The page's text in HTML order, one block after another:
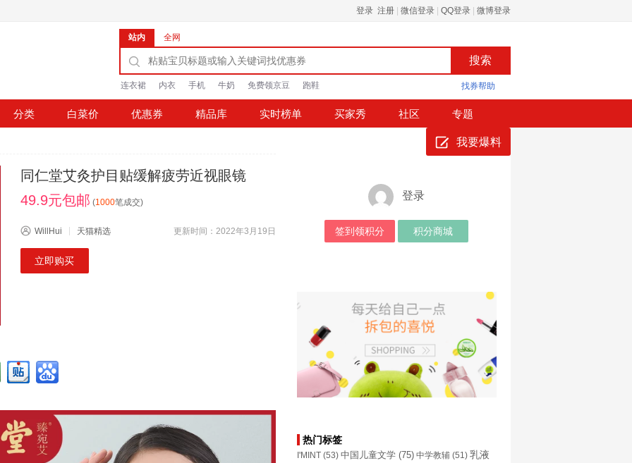
登录 注册 微信登录 QQ登录 微博登录
站内 全网
连衣裙 内衣 手机 牛奶 免费领京豆 跑鞋 找券帮助
分类 白菜价 优惠券 精品库 实时榜单 买家秀 社区 专题
我要爆料
同仁堂艾灸护目贴缓解疲劳近视眼镜
49.9元包邮 (1000笔成交)
WillHui 天猫精选 更新时间：2022年3月19日
立即购买
登录
签到领积分 积分商城
热门标签
I'MINT(53) 中国儿童文学(75) 中学教辅(51) 乳液